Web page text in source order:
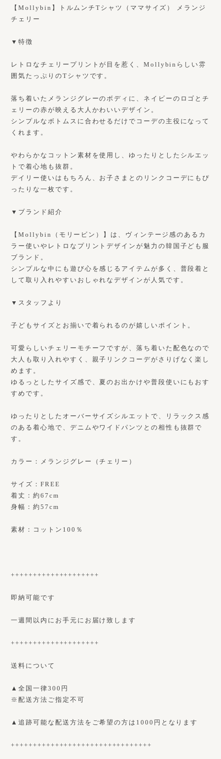
【Mollybin】トルムンチTシャツ（ママサイズ） メランジ
チェリー
▼特徴
レトロなチェリープリントが目を惹く、Mollybinらしい雰
囲気たっぷりのTシャツです。
落ち着いたメランジグレーのボディに、ネイビーのロゴとチ
ェリーの赤が映える大人かわいいデザイン。
シンプルなボトムスに合わせるだけでコーデの主役になって
くれます。
やわらかなコットン素材を使用し、ゆったりとしたシルエッ
トで着心地も抜群。
デイリー使いはもちろん、お子さまとのリンクコーデにもぴ
ったりな一枚です。
▼ブランド紹介
【Mollybin（モリービン）】は、ヴィンテージ感のあるカ
ラー使いやレトロなプリントデザインが魅力の韓国子ども服
ブランド。
シンプルな中にも遊び心を感じるアイテムが多く、普段着と
して取り入れやすいおしゃれなデザインが人気です。
▼スタッフより
子どもサイズとお揃いで着られるのが嬉しいポイント。
可愛らしいチェリーモチーフですが、落ち着いた配色なので
大人も取り入れやすく、親子リンクコーデがさりげなく楽し
めます。
ゆるっとしたサイズ感で、夏のお出かけや普段使いにもおす
すめです。
ゆったりとしたオーバーサイズシルエットで、リラックス感
のある着心地で、デニムやワイドパンツとの相性も抜群で
す。
カラー：メランジグレー（チェリー）
サイズ：FREE
着丈：約67cm
身幅：約57cm
素材：コットン100％
++++++++++++++++++++
即納可能です
一週間以内にお手元にお届け致します
++++++++++++++++++++
送料について
▲全国一律300円
※配送方法ご指定不可
▲追跡可能な配送方法をご希望の方は1000円となります
++++++++++++++++++++++++++++++++